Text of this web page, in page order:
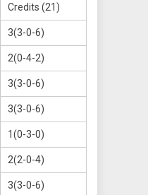
Credits (21)
3(3-0-6)
2(0-4-2)
3(3-0-6)
3(3-0-6)
1(0-3-0)
2(2-0-4)
3(3-0-6)